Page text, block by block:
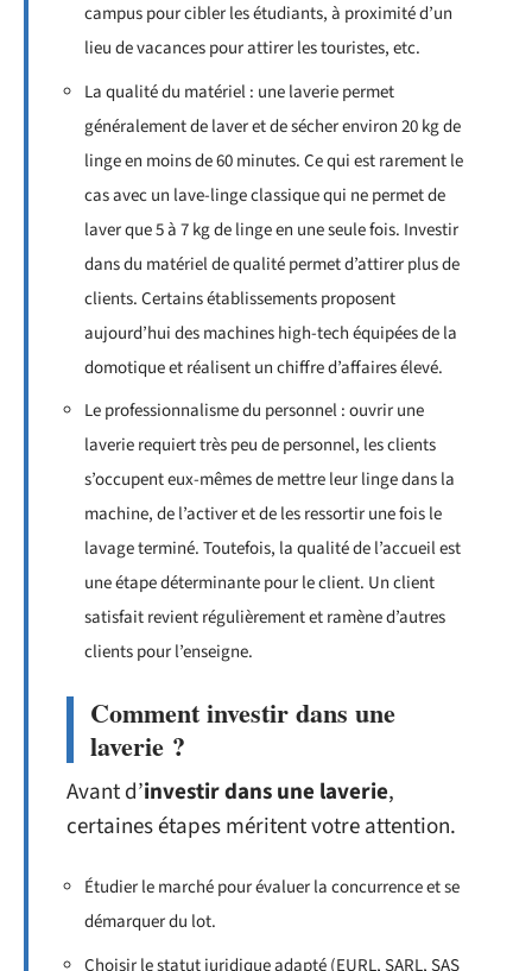
campus pour cibler les étudiants, à proximité d’un
lieu de vacances pour attirer les touristes, etc.
La qualité du matériel : une laverie permet
généralement de laver et de sécher environ 20 kg de
linge en moins de 60 minutes. Ce qui est rarement le
cas avec un lave-linge classique qui ne permet de
laver que 5 à 7 kg de linge en une seule fois. Investir
dans du matériel de qualité permet d’attirer plus de
clients. Certains établissements proposent
aujourd’hui des machines high-tech équipées de la
domotique et réalisent un chiffre d’affaires élevé.
Le professionnalisme du personnel : ouvrir une
laverie requiert très peu de personnel, les clients
s’occupent eux-mêmes de mettre leur linge dans la
machine, de l’activer et de les ressortir une fois le
lavage terminé. Toutefois, la qualité de l’accueil est
une étape déterminante pour le client. Un client
satisfait revient régulièrement et ramène d’autres
clients pour l’enseigne.
Comment investir dans une
laverie ?
Avant d’investir dans une laverie,
certaines étapes méritent votre attention.
Étudier le marché pour évaluer la concurrence et se
démarquer du lot.
Choisir le statut juridique adapté (EURL, SARL, SAS